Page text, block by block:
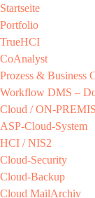
Startseite
Portfolio
TrueHCI
CoAnalyst
Prozess & Business
Workflow DMS –
Cloud / ON-
ASP-Cloud-System​
HCI / NIS2​
Cloud-Security​
Cloud-Backup​
Cloud MailArchiv​